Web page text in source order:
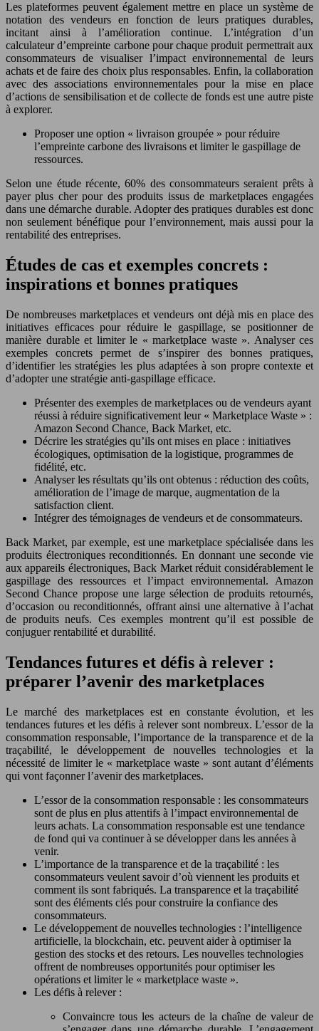
Les plateformes peuvent également mettre en place un système de
notation des vendeurs en fonction de leurs pratiques durables,
incitant ainsi à l’amélioration continue. L’intégration d’un
calculateur d’empreinte carbone pour chaque produit permettrait aux
consommateurs de visualiser l’impact environnemental de leurs
achats et de faire des choix plus responsables. Enfin, la collaboration
avec des associations environnementales pour la mise en place
d’actions de sensibilisation et de collecte de fonds est une autre piste
à explorer.
Proposer une option « livraison groupée » pour réduire
l’empreinte carbone des livraisons et limiter le gaspillage de
ressources.
Selon une étude récente, 60% des consommateurs seraient prêts à
payer plus cher pour des produits issus de marketplaces engagées
dans une démarche durable. Adopter des pratiques durables est donc
non seulement bénéfique pour l’environnement, mais aussi pour la
rentabilité des entreprises.
Études de cas et exemples concrets :
inspirations et bonnes pratiques
De nombreuses marketplaces et vendeurs ont déjà mis en place des
initiatives efficaces pour réduire le gaspillage, se positionner de
manière durable et limiter le « marketplace waste ». Analyser ces
exemples concrets permet de s’inspirer des bonnes pratiques,
d’identifier les stratégies les plus adaptées à son propre contexte et
d’adopter une stratégie anti-gaspillage efficace.
Présenter des exemples de marketplaces ou de vendeurs ayant
réussi à réduire significativement leur « Marketplace Waste » :
Amazon Second Chance, Back Market, etc.
Décrire les stratégies qu’ils ont mises en place : initiatives
écologiques, optimisation de la logistique, programmes de
fidélité, etc.
Analyser les résultats qu’ils ont obtenus : réduction des coûts,
amélioration de l’image de marque, augmentation de la
satisfaction client.
Intégrer des témoignages de vendeurs et de consommateurs.
Back Market, par exemple, est une marketplace spécialisée dans les
produits électroniques reconditionnés. En donnant une seconde vie
aux appareils électroniques, Back Market réduit considérablement le
gaspillage des ressources et l’impact environnemental. Amazon
Second Chance propose une large sélection de produits retournés,
d’occasion ou reconditionnés, offrant ainsi une alternative à l’achat
de produits neufs. Ces exemples montrent qu’il est possible de
conjuguer rentabilité et durabilité.
Tendances futures et défis à relever :
préparer l’avenir des marketplaces
Le marché des marketplaces est en constante évolution, et les
tendances futures et les défis à relever sont nombreux. L’essor de la
consommation responsable, l’importance de la transparence et de la
traçabilité, le développement de nouvelles technologies et la
nécessité de limiter le « marketplace waste » sont autant d’éléments
qui vont façonner l’avenir des marketplaces.
L’essor de la consommation responsable : les consommateurs
sont de plus en plus attentifs à l’impact environnemental de
leurs achats. La consommation responsable est une tendance
de fond qui va continuer à se développer dans les années à
venir.
L’importance de la transparence et de la traçabilité : les
consommateurs veulent savoir d’où viennent les produits et
comment ils sont fabriqués. La transparence et la traçabilité
sont des éléments clés pour construire la confiance des
consommateurs.
Le développement de nouvelles technologies : l’intelligence
artificielle, la blockchain, etc. peuvent aider à optimiser la
gestion des stocks et des retours. Les nouvelles technologies
offrent de nombreuses opportunités pour optimiser les
opérations et limiter le « marketplace waste ».
Les défis à relever :
Convaincre tous les acteurs de la chaîne de valeur de